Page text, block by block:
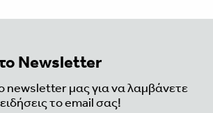
Newsletter
newsletter μας για να λαμβάνετε
το email σας!